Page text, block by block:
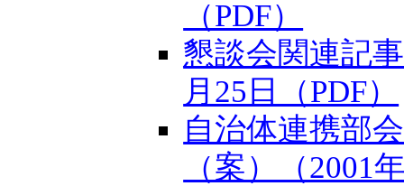
（PDF）
懇談会関連記
月25日（PDF）
自治体連携部
（案）（2001